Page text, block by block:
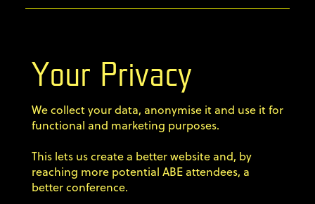
Terms & Conditions
Privacy Policy
Code of conduct
Your Privacy
We collect your data, anonymise it and use it for
functional and marketing purposes.
This lets us create a better website and, by
reaching more potential ABE attendees, a
better conference.